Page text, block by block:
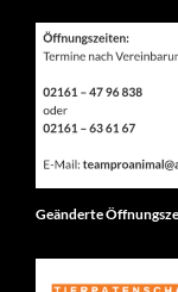
Geänderte